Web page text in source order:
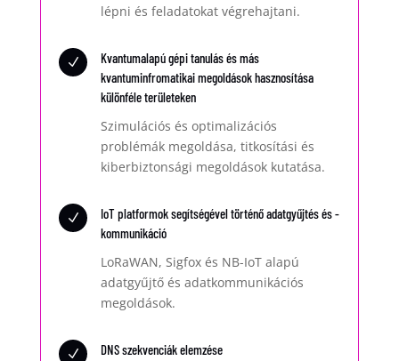
lépni és feladatokat végrehajtani.
N
Kvantumalapú gépi tanulás és más
kvantuminfromatikai megoldások hasznosítása
különféle területeken
Szimulációs és optimalizációs
problémák megoldása, titkosítási és
kiberbiztonsági megoldások kutatása.
N
IoT platformok segítségével történő adatgyűjtés és -
kommunikáció
LoRaWAN, Sigfox és NB-IoT alapú
adatgyűjtő és adatkommunikációs
megoldások.
N DNS szekvenciák elemzése